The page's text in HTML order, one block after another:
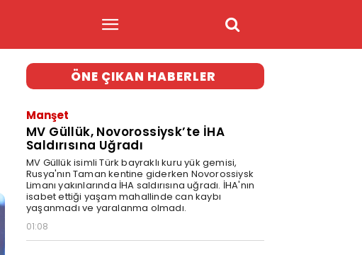
ÖNE ÇIKAN HABERLER
Manşet
MV Güllük, Novorossiysk’te İHA
Saldırısına Uğradı
MV Güllük isimli Türk bayraklı kuru yük gemisi,
Rusya'nın Taman kentine giderken Novorossiysk
Limanı yakınlarında İHA saldırısına uğradı. İHA'nın
isabet ettiği yaşam mahallinde can kaybı
yaşanmadı ve yaralanma olmadı.
01:08